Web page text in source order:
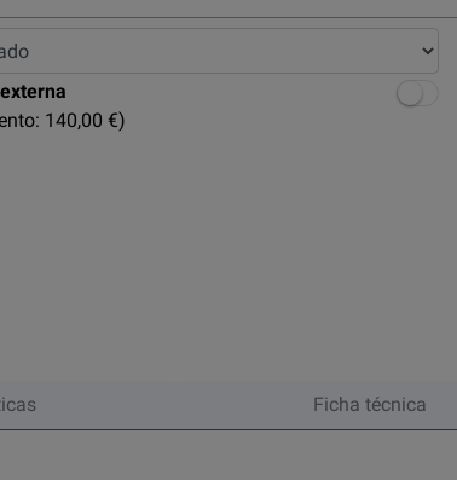
140,00 €)
Ficha técnica